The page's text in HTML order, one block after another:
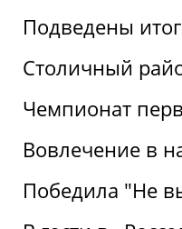
Подведены
Столичный
Чемпионат
Вовлечение в
Победила "Не